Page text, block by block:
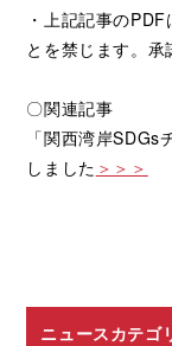
・上記記事のPDF
とを禁じます。承
〇関連記事
「関西湾岸
しました ＞＞＞
ニュースカテゴ